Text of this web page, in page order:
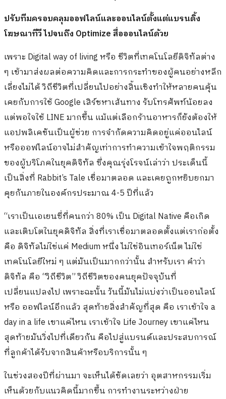
ปรับทีมครอบคลุมออฟไลน์และออนไลน์ตั้งแต่แบรนดิ้ง
โฆษณาทีวี ไปจนถึง Optimizeสื่อออนไลน์ด้วย
เพราะ Digital way of living หรือ ชีวิตที่เทคโนโลยีดิจิทัลต่าง
ๆ เข้ามาส่งผลต่อความคิดและการกระทำของผู้คนอย่างหลีก
เลี่ยงไม่ได้ วิถีชีวิตที่เปลี่ยนไปอย่างสิ้นเชิงทำให้หลายคนคุ้น
เคยกับการใช้ Google เสิร์ชหาเส้นทาง รับโทรศัพท์น้อยลง
แต่พอใจใช้ LINE มากขึ้น แม้แต่เลือกร้านอาหารก็ยังต้องให้
แอปพลิเคชันเป็นผู้ช่วย การจำกัดความคิดอยู่แค่ออนไลน์
หรือออฟไลน์อาจไม่สำคัญเท่าการทำความเข้าใจพฤติกรรม
ของผู้บริโภคในยุคดิจิทัล ซึ่งคุณรุ่งโรจน์เล่าว่า ประเด็นนี้
เป็นสิ่งที่ Rabbit’s Tale เชื่อมาตลอด และเคยถูกหยิบยกมา
คุยกันภายในองค์กรประมาณ 4-5 ปีที่แล้ว
“เราเป็นเอเยนซี่ที่คนกว่า 80% เป็น Digital Native คือเกิด
และเติบโตในยุคดิจิทัล สิ่งที่เราเชื่อมาตลอดตั้งแต่เราก่อตั้ง
คือ ดิจิทัลไม่ใช่แค่ Medium หนึ่ง ไม่ใช่อินเทอร์เน็ต ไม่ใช่
เทคโนโลยีใหม่ ๆ แต่มันเป็นมากกว่านั้น สำหรับเรา คำว่า
ดิจิทัล คือ “วิถีชีวิต” วิถีชีวิตของคนยุคปัจจุบันที่
เปลี่ยนแปลงไป เพราะฉะนั้น วันนี้มันไม่แบ่งว่าเป็นออนไลน์
หรือ ออฟไลน์อีกแล้ว สุดท้ายสิ่งสำคัญที่สุด คือ เราเข้าใจ a
day in a life เขาแค่ไหน เราเข้าใจ Life Journey เขาแค่ไหน
สุดท้ายมันวิ่งไปที่เดียวกัน คือไปสู่แบรนด์และประสบการณ์
ที่ลูกค้าได้รับจากสินค้าหรือบริการนั้น ๆ
ในช่วงสองปีที่ผ่านมา จะเห็นได้ชัดเลยว่า อุตสาหกรรมเริ่ม
เห็นด้วยกับแนวคิดนี้มากขึ้น การทำงานระหว่างฝ่าย